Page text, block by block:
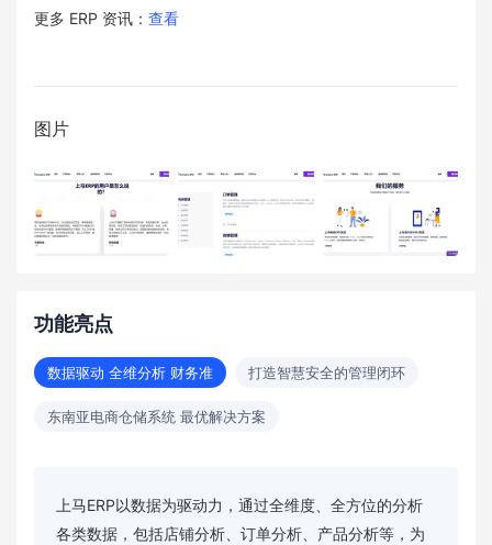
更多 ERP 资讯： 查看
图片
功能亮点
数据驱动 全维分析 财务准 打造智慧安全的管理闭环
东南亚电商仓储系统 最优解决方案
上马ERP以数据为驱动力，通过全维度、全方位的分析
各类数据，包括店铺分析、订单分析、产品分析等，为